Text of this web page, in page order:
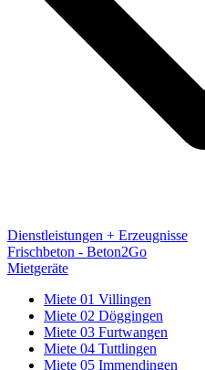
Dienstleistungen + Erzeugnisse
Frischbeton - Beton2Go
Mietgeräte
Miete 01 Villingen
Miete 02 Döggingen
Miete 03 Furtwangen
Miete 04 Tuttlingen
Miete 05 Immendingen